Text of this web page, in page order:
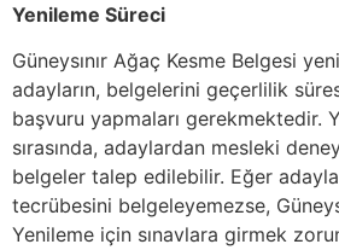
Yenileme Süreci
Güneysınır Ağaç Kesme Belgesi
adayların, belgelerini geçerlilik
başvuru yapmaları gerekmektedir.
sırasında, adaylardan mesleki
belgeler talep edilebilir. Eğer
tecrübesini belgeleyemezse,
Yenileme için sınavlara girmek